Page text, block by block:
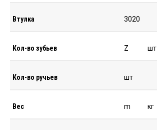
Втулка 3020
Кол-во зубьев Z шт
Кол-во ручьев шт
Вес m кг